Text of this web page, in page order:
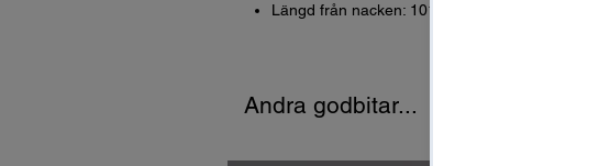
Längd från nacken: 101
Andra godbitar...